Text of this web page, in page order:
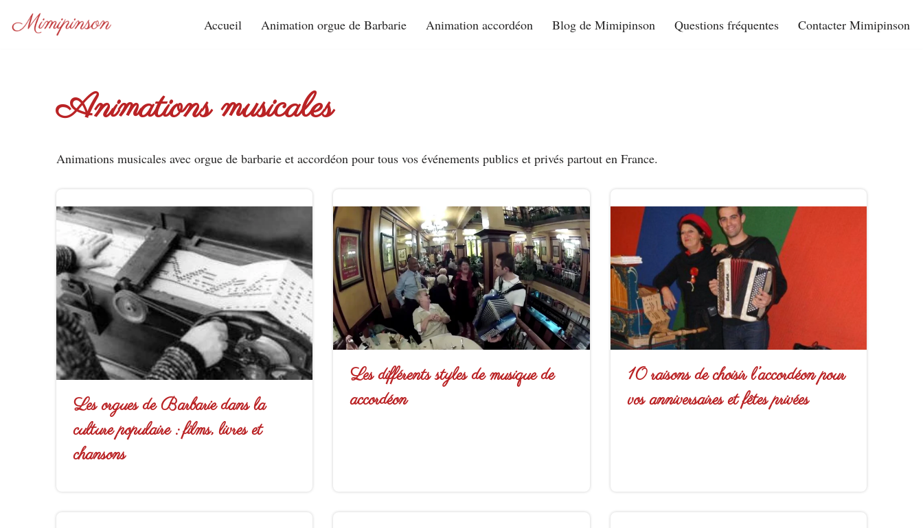
Accueil Animation orgue de Barbarie Animation accordéon Blog de Mimipinson Questions fréquentes Contacter Mimipinson
Animations musicales
Animations musicales avec orgue de barbarie et accordéon pour tous vos événements publics et privés partout en France.
Les orgues de Barbarie dans la
culture populaire : films, livres et
chansons
Les différents styles de musique de
accordéon
10 raisons de choisir l’accordéon pour
vos anniversaires et fêtes privées